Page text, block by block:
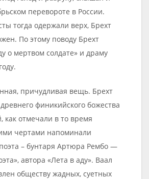
перевороте в России.
тогда одержали верх, Брехт
По этому поводу Брехт
о мертвом солдате» и драму
причудливая вещь. Брехт
финикийского божества
как отмечали в то время
чертами напоминали
– бунтаря Артюра Рембо —
автора «Лета в аду». Ваал
обществу жадных, суетных